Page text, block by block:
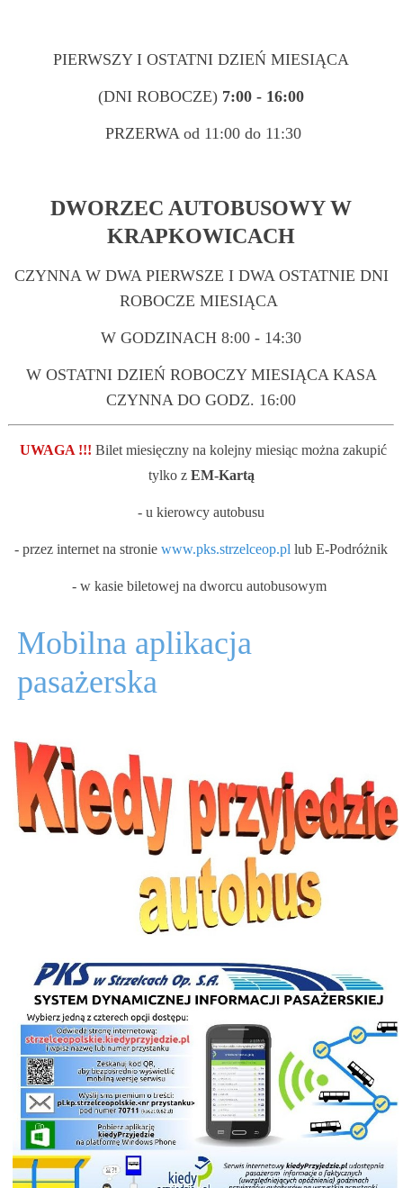
PIERWSZY I OSTATNI DZIEŃ MIESIĄCA
(DNI ROBOCZE) 7:00 - 16:00
PRZERWA od 11:00 do 11:30
DWORZEC AUTOBUSOWY W
KRAPKOWICACH
CZYNNA W DWA PIERWSZE I DWA OSTATNIE DNI
ROBOCZE MIESIĄCA
W GODZINACH 8:00 - 14:30
W OSTATNI DZIEŃ ROBOCZY MIESIĄCA KASA
CZYNNA DO GODZ. 16:00
UWAGA !!! Bilet miesięczny na kolejny miesiąc można zakupić
tylko z EM-Kartą
- u kierowcy autobusu
- przez internet na stroniewww.pks.strzelceop.pl lub E-Podróżnik
- w kasie biletowej na dworcu autobusowym
Mobilna aplikacja
pasażerska